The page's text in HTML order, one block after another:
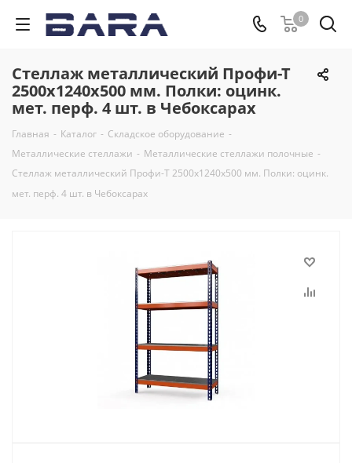
0
Стеллаж металлический Профи-Т
2500x1240x500 мм. Полки: оцинк.
мет. перф. 4 шт. в Чебоксарах
Главная - Каталог - Складское оборудование -
Металлические стеллажи - Металлические стеллажи полочные -
Стеллаж металлический Профи-Т 2500x1240x500 мм. Полки: оцинк.
мет. перф. 4 шт. в Чебоксарах